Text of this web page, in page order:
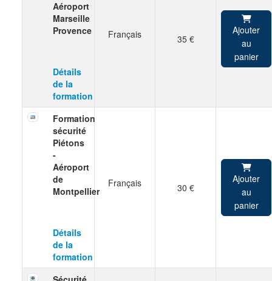
Aéroport
Marseille
Provence
Détails
de la
formation
Français 35 €
Ajouter
au
panier
Formation
sécurité
Piétons
-
Aéroport
de
Montpellier
Détails
de la
formation
Français 30 €
Ajouter
au
panier